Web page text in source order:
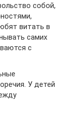
собой,
витать в
самих
с
У детей